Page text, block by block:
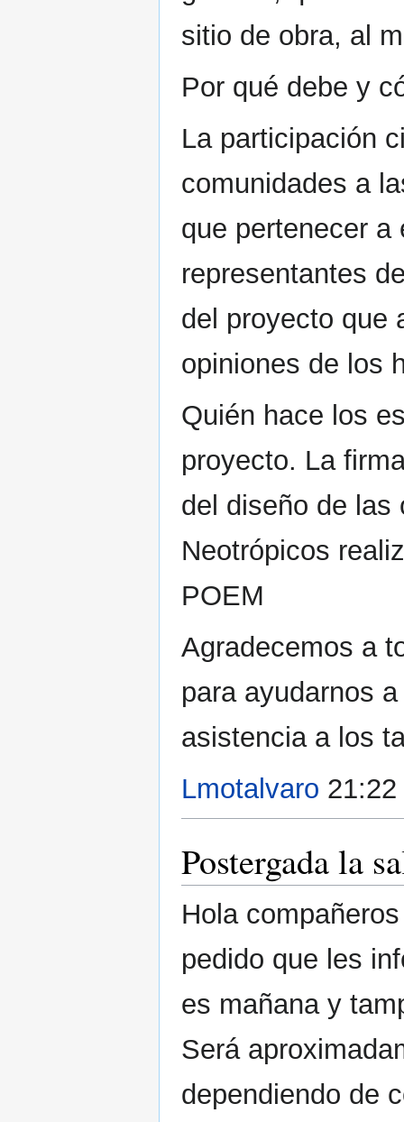
sitio de obra, al
Por qué debe y
La participación
comunidades a
que pertenecer
representantes
del proyecto que
opiniones de los
Quién hace los
proyecto. La
del diseño de las
Neotrópicos
POEM
Agradecemos a
para ayudarnos
asistencia a los
Lmotalvaro
Postergada la
Hola
pedido que les
es mañana y
Será
dependiendo de